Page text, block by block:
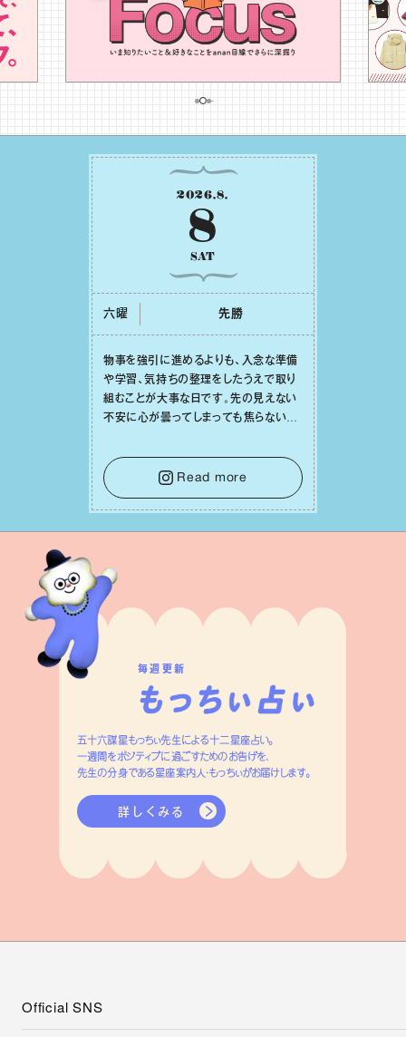
2026.8.
8
SAT
六曜 先勝
物事を強引に進めるよりも、⼊念な準備
や学習、気持ちの整理をしたうえで取り
組むことが⼤事な⽇です。先の⾒えない
不安に⼼が曇ってしまっても焦らない
⾝や疲れていそうな⼈をいたわることに
時間を使いましょう。ここでしっかりとエ
ネルギーを蓄え、困難を乗り越える⼒に
変えましょう。
Read more
毎週更新
五十六謀星もっちぃ先生による十二星座占い。
一週間をポジティブに過ごすためのお告げを、
先生の分身である星座案内人・もっちぃがお届けします。
詳しくみる
Official SNS